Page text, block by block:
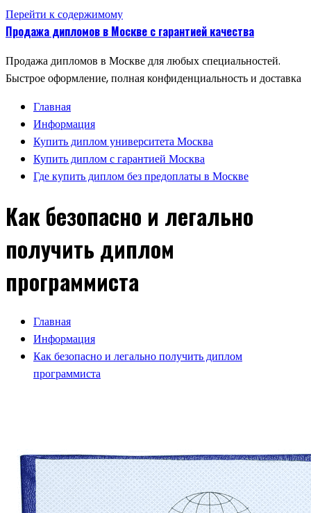
Перейти к содержимому
Продажа дипломов в Москве с гарантией качества
Продажа дипломов в Москве для любых специальностей.
Быстрое оформление, полная конфиденциальность и доставка
Главная
Информация
Купить диплом университета Москва
Купить диплом с гарантией Москва
Где купить диплом без предоплаты в Москве
Как безопасно и легально
получить диплом
программиста
Главная
Информация
Как безопасно и легально получить диплом
программиста